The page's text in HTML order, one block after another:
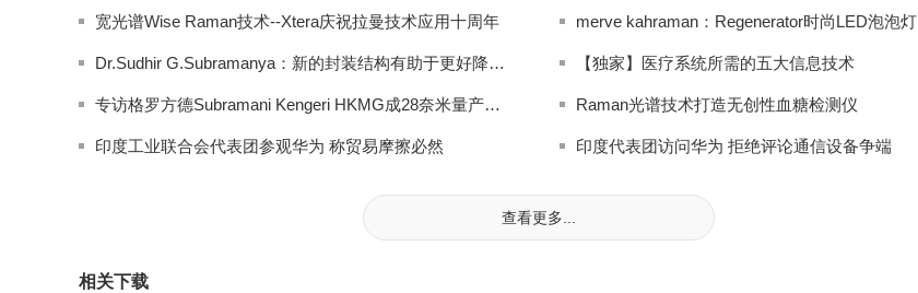
宽光谱Wise Raman技术--Xtera庆祝拉曼技术应用十周年 merve kahraman：Regenerator时尚LED泡泡灯
Dr.Sudhir G.Subramanya：新的封装结构有助于更好降低成本 【独家】医疗系统所需的五大信息技术
专访格罗方德Subramani Kengeri HKMG成28奈米量产致胜关键 Raman光谱技术打造无创性血糖检测仪
印度工业联合会代表团参观华为 称贸易摩擦必然 印度代表团访问华为 拒绝评论通信设备争端
查看更多...
相关下载